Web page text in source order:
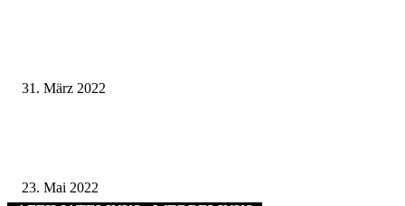
31. März 2022
23. Mai 2022